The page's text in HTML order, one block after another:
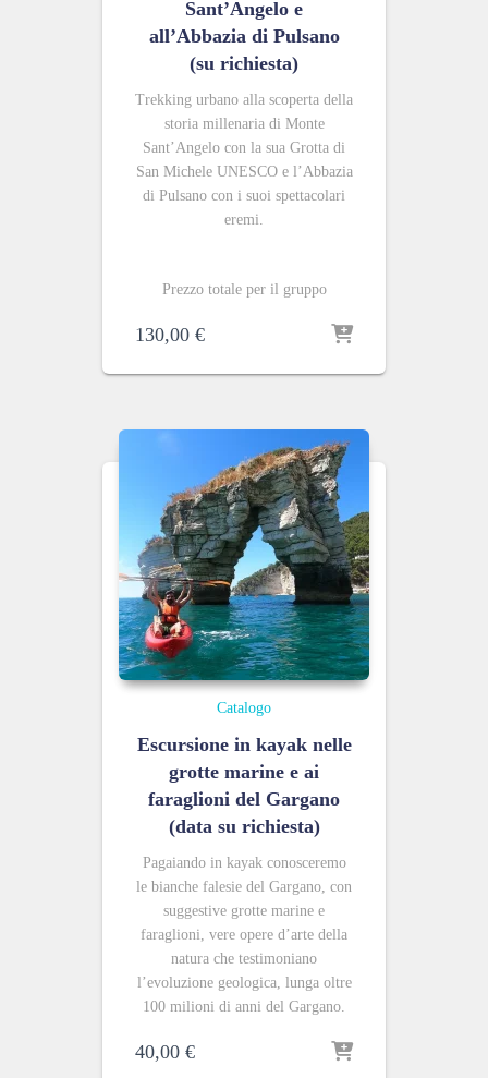
Sant’Angelo e
all’Abbazia di Pulsano
(su richiesta)
Trekking urbano alla scoperta della
storia millenaria di Monte
Sant’Angelo con la sua Grotta di
San Michele UNESCO e l’Abbazia
di Pulsano con i suoi spettacolari
eremi.
Prezzo totale per il gruppo
130,00 €
Catalogo
Escursione in kayak nelle
grotte marine e ai
faraglioni del Gargano
(data su richiesta)
Pagaiando in kayak conosceremo
le bianche falesie del Gargano, con
suggestive grotte marine e
faraglioni, vere opere d’arte della
natura che testimoniano
l’evoluzione geologica, lunga oltre
100 milioni di anni del Gargano.
40,00 €